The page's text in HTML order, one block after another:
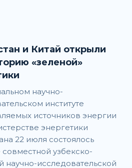
и Китай открыли
«зеленой»
научно-
институте
источников энергии
энергетики
22 июля состоялось
совместной узбекско-
научно-исследовательской